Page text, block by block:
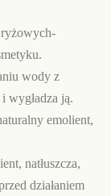
wody z
wygładza ją.
emolient,
natłuszcza,
działaniem